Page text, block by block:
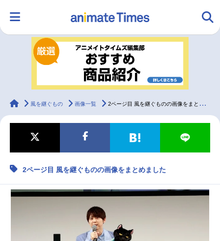
ランキング アニメ
ラジオ みんなの声
マンガ・ラノベ ゲーム・アプリ 音楽 コスプレ
配信・Vtuber トレンド
最新記事一覧
実写化映画一覧
animateTimes
風を継ぐもの 画像一覧 2ページ目 風を継ぐものの画像をまとめました
2ページ目 風を継ぐものの画像をまとめました